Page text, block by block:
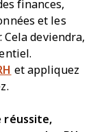
finances,
et les
deviendra,
et appliquez
réussite,